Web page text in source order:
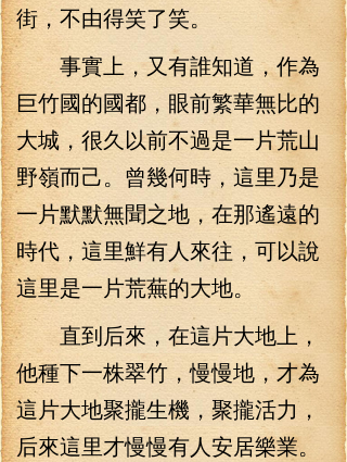
街，不由得笑了笑。
事實上，又有誰知道，作為
巨竹國的國都，眼前繁華無比的
大城，很久以前不過是一片荒山
野嶺而己。曾幾何時，這里乃是
一片默默無聞之地，在那遙遠的
時代，這里鮮有人來往，可以說
這里是一片荒蕪的大地。
直到后來，在這片大地上，
他種下一株翠竹，慢慢地，才為
這片大地聚攏生機，聚攏活力，
后來這里才慢慢有人安居樂業。